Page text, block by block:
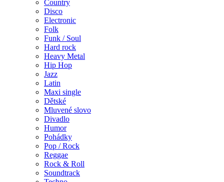
Country
Disco
Electronic
Folk
Funk / Soul
Hard rock
Heavy Metal
Hip Hop
Jazz
Latin
Maxi single
Dětské
Mluvené slovo
Divadlo
Humor
Pohádky
Pop / Rock
Reggae
Rock & Roll
Soundtrack